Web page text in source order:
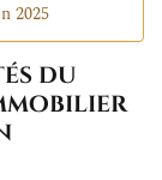
2025
du